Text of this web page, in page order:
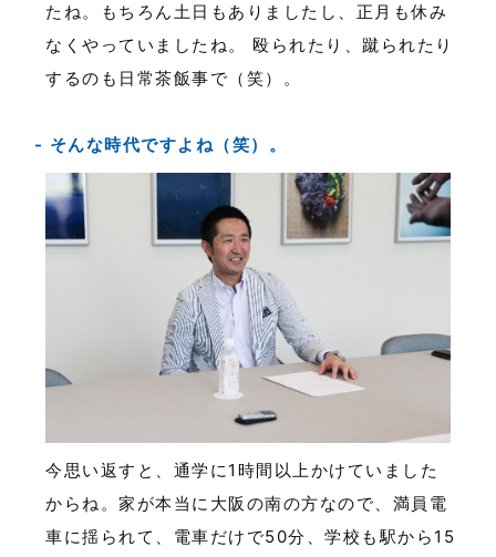
たね。もちろん土日もありましたし、正月も休み
なくやっていましたね。 殴られたり、蹴られたり
するのも日常茶飯事で（笑）。
そんな時代ですよね（笑）。
今思い返すと、通学に1時間以上かけていました
からね。家が本当に大阪の南の方なので、満員電
車に揺られて、電車だけで50分、学校も駅から15